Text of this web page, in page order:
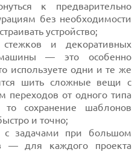
к предварительно
без необходимости
устройство;
и декоративных
— это особенно
используете одни и те же
шить сложные вещи с
переходов от одного типа
сохранение шаблонов
и точно;
с задачами при большом
— для каждого проекта